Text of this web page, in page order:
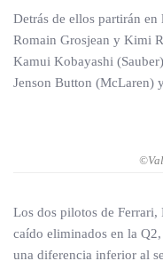
Detrás de ellos partirán
Romain Grosjean y Kimi
Kamui Kobayashi
Jenson Button (McLaren)
Los dos pilotos de Ferrari,
caído eliminados en la
una diferencia inferior al